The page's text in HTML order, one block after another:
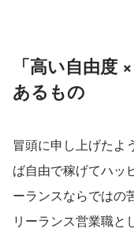
「高い自由度
あるもの
冒頭に申し上げたよ
ば自由で稼げてハッ
ーランスならではの
リーランス営業職と